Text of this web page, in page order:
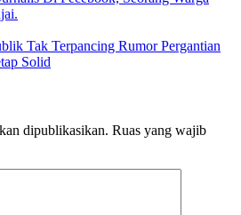
Tak Terpancing Rumor Pergantian
Solid
dipublikasikan. Ruas yang wajib